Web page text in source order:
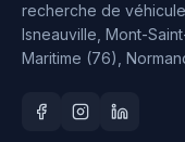
recherche de
Isneauville, Mont-
Maritime (76),